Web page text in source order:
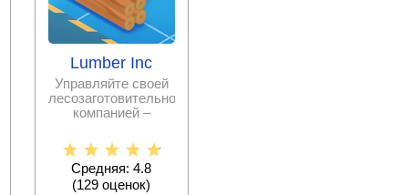
Lumber Inc
Управляйте своей
лесозаготовительной
компанией –
деревья и
превратите
Средняя: 4.8
(129 оценок)